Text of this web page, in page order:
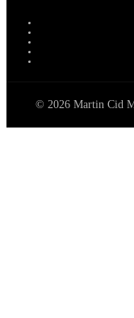
© 2026 Martin Cid